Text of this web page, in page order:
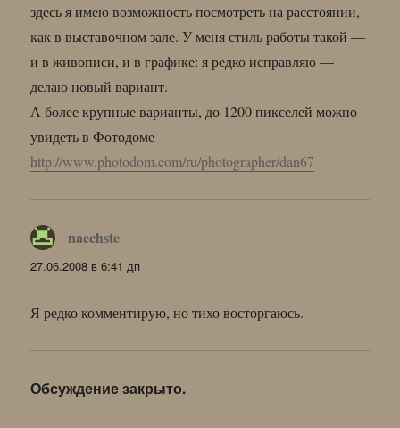
здесь я имею возможность посмотреть на расстоянии,
как в выставочном зале. У меня стиль работы такой —
и в живописи, и в графике: я редко исправляю —
делаю новый вариант.
А более крупные варианты, до 1200 пикселей можно
увидеть в Фотодоме
http://www.photodom.com/ru/photographer/dan67
naechste
27.06.2008 в 6:41 дп
Я редко комментирую, но тихо восторгаюсь.
Обсуждение закрыто.